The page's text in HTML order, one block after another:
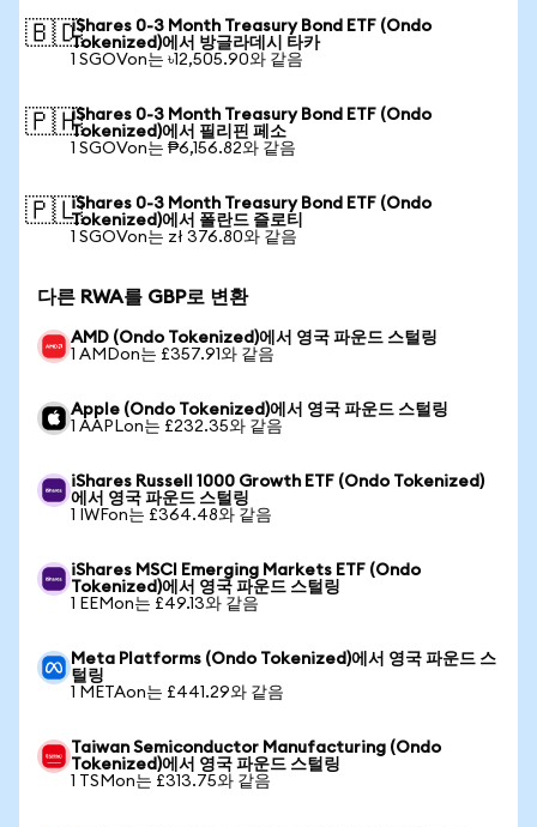
🇧🇩iShares 0-3 Month Treasury Bond ETF (Ondo
Tokenized)에서 방글라데시 타카
1 SGOVon는 ৳12,505.90와 같음
🇵🇭iShares 0-3 Month Treasury Bond ETF (Ondo
Tokenized)에서 필리핀 페소
1 SGOVon는 ₱6,156.82와 같음
🇵🇱iShares 0-3 Month Treasury Bond ETF (Ondo
Tokenized)에서 폴란드 즐로티
1 SGOVon는 zł 376.80와 같음
다른 RWA를 GBP로 변환
AMD (Ondo Tokenized)에서 영국 파운드 스털링
1 AMDon는 £357.91와 같음
Apple (Ondo Tokenized)에서 영국 파운드 스털링
1 AAPLon는 £232.35와 같음
iShares Russell 1000 Growth ETF (Ondo Tokenized)
에서 영국 파운드 스털링
1 IWFon는 £364.48와 같음
iShares MSCI Emerging Markets ETF (Ondo
Tokenized)에서 영국 파운드 스털링
1 EEMon는 £49.13와 같음
Meta Platforms (Ondo Tokenized)에서 영국 파운드 스
털링
1 METAon는 £441.29와 같음
Taiwan Semiconductor Manufacturing (Ondo
Tokenized)에서 영국 파운드 스털링
1 TSMon는 £313.75와 같음